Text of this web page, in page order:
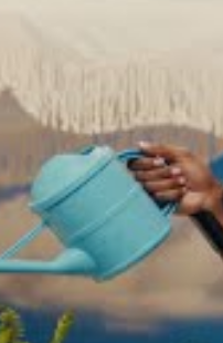
Rookie qui évolue
même quand on est
tourne est l’occasion
de Klay Thompson
Stade.Pour Jonathan
belle mission.
suffi au
Kuminga a
qu’il